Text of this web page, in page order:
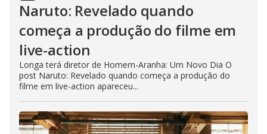
Naruto: Revelado quando
começa a produção do filme em
live-action
Longa terá diretor de Homem-Aranha: Um Novo Dia O
post Naruto: Revelado quando começa a produção do
filme em live-action apareceu...